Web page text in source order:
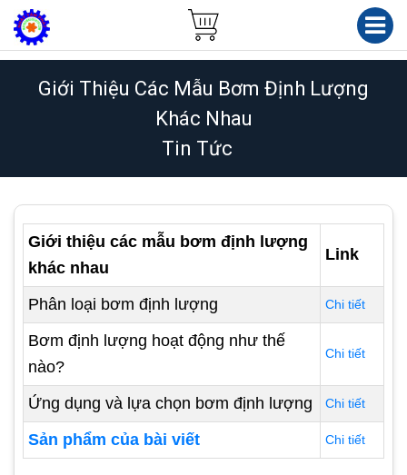
Giới Thiệu Các Mẫu Bơm Định Lượng
Khác Nhau
Tin Tức
Giới thiệu các mẫu bơm định lượng
khác nhau
Link
Phân loại bơm định lượng Chi tiết
Bơm định lượng hoạt động như thế
nào?
Chi tiết
Ứng dụng và lựa chọn bơm định lượng Chi tiết
Sản phẩm của bài viết Chi tiết